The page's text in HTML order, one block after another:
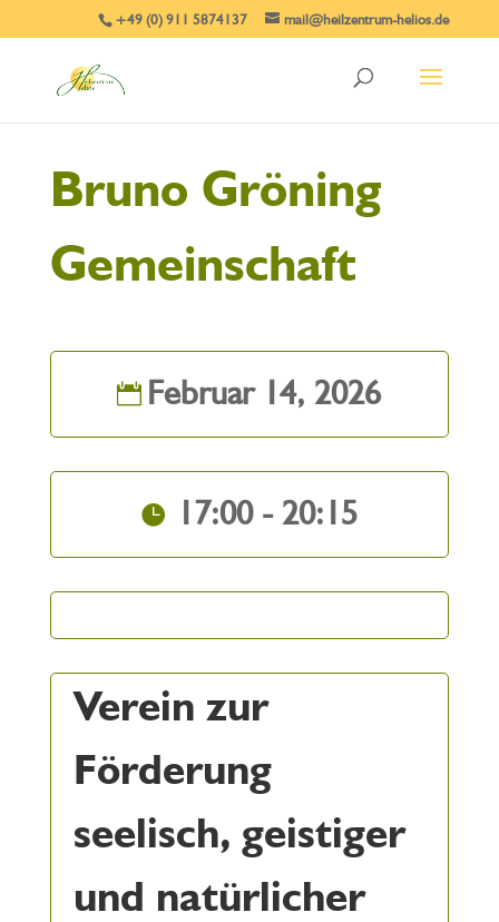
+49 (0) 911 5874137 mail@heilzentrum-helios.de
Bruno Gröning
Gemeinschaft
Februar 14, 2026
17:00 - 20:15
Verein zur
Förderung
seelisch, geistiger
und natürlicher